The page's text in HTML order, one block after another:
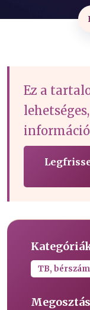
Ez a
TB,